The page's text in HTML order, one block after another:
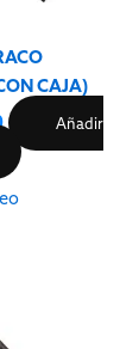
CAJA)
Añadir